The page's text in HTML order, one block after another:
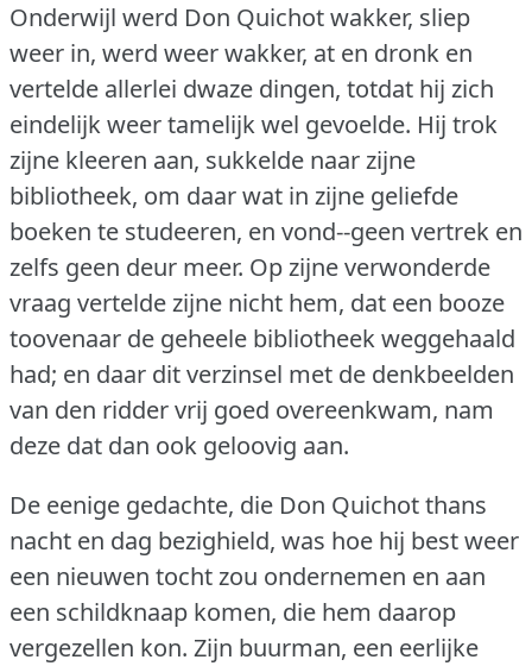
Onderwijl werd Don Quichot wakker, sliep
weer in, werd weer wakker, at en dronk en
vertelde allerlei dwaze dingen, totdat hij zich
eindelijk weer tamelijk wel gevoelde. Hij trok
zijne kleeren aan, sukkelde naar zijne
bibliotheek, om daar wat in zijne geliefde
boeken te studeeren, en vond--geen vertrek en
zelfs geen deur meer. Op zijne verwonderde
vraag vertelde zijne nicht hem, dat een booze
toovenaar de geheele bibliotheek weggehaald
had; en daar dit verzinsel met de denkbeelden
van den ridder vrij goed overeenkwam, nam
deze dat dan ook geloovig aan.
De eenige gedachte, die Don Quichot thans
nacht en dag bezighield, was hoe hij best weer
een nieuwen tocht zou ondernemen en aan
een schildknaap komen, die hem daarop
vergezellen kon. Zijn buurman, een eerlijke